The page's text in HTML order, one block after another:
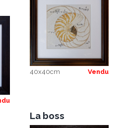
40x40cm Vendu
La boss